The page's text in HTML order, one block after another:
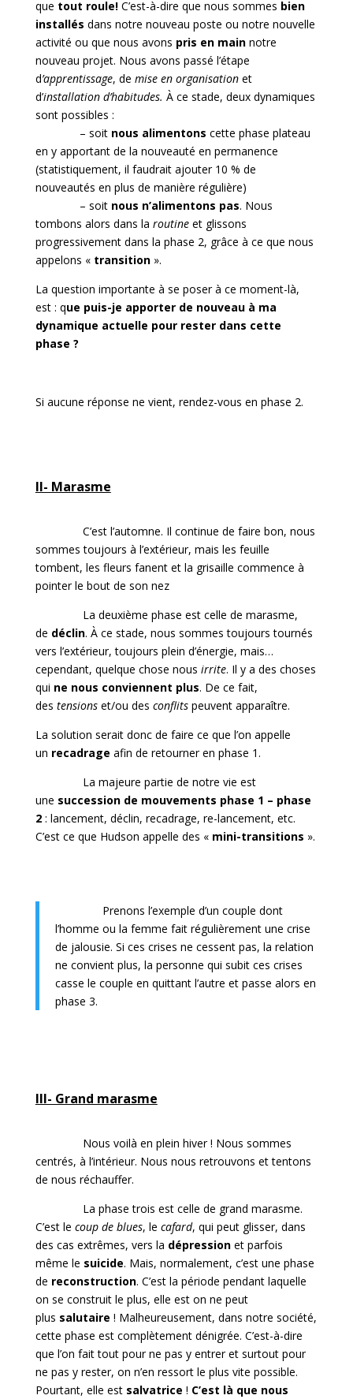
que tout roule!C’est-à-dire que nous sommes bien
installés dans notre nouveau poste ou notre nouvelle
activité ou que nous avons pris en mainnotre
nouveau projet. Nous avons passé l’étape
d’apprentissage, de mise en organisationet
d’installation d’habitudes. À ce stade, deux dynamiques
sont possibles :
– soit nous alimentons cette phase plateau
en y apportant de la nouveauté en permanence
(statistiquement, il faudrait ajouter 10 % de
nouveautés en plus de manière régulière)
– soit nous n’alimentons pas. Nous
tombons alors dans la routineet glissons
progressivement dans la phase 2, grâce à ce que nous
appelons « transition».
La question importante à se poser à ce moment-là,
est : que puis-je apporter de nouveau à ma
dynamique actuelle pour rester dans cette
phase ?
Si aucune réponse ne vient, rendez-vous en phase 2.
II- Marasme
C’est l’automne. Il continue de faire bon, nous
sommes toujours à l’extérieur, mais les feuille
tombent, les fleurs fanent et la grisaille commence à
pointer le bout de son nez
La deuxième phase est celle de marasme,
de déclin. À ce stade, nous sommes toujours tournés
vers l’extérieur, toujours plein d’énergie, mais…
cependant, quelque chose nous irrite. Il y a des choses
qui ne nous conviennent plus. De ce fait,
des tensionset/ou des conflitspeuvent apparaître.
La solution serait donc de faire ce que l’on appelle
un recadrage afin de retourner en phase 1.
La majeure partie de notre vie est
une succession de mouvements phase 1 – phase
2: lancement, déclin, recadrage, re-lancement, etc.
C’est ce que Hudson appelle des « mini-transitions ».
Prenons l’exemple d’un couple dont
l’homme ou la femme fait régulièrement une crise
de jalousie. Si ces crises ne cessent pas, la relation
ne convient plus, la personne qui subit ces crises
casse le couple en quittant l’autre et passe alors en
phase 3.
III- Grand marasme
Nous voilà en plein hiver ! Nous sommes
centrés, à l’intérieur. Nous nous retrouvons et tentons
de nous réchauffer.
La phase trois est celle de grand marasme.
C’est le coup de blues, le cafard, qui peut glisser, dans
des cas extrêmes, vers la dépressionet parfois
même le suicide. Mais, normalement, c’est une phase
de reconstruction. C’est la période pendant laquelle
on se construit le plus, elle est on ne peut
plus salutaire ! Malheureusement, dans notre société,
cette phase est complètement dénigrée. C’est-à-dire
que l’on fait tout pour ne pas y entrer et surtout pour
ne pas y rester, on n’en ressort le plus vite possible.
Pourtant, elle est salvatrice ! C’est là que nous